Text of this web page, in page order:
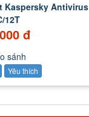
Kaspersky Antivirus
12T
đ
sánh
Yêu thích